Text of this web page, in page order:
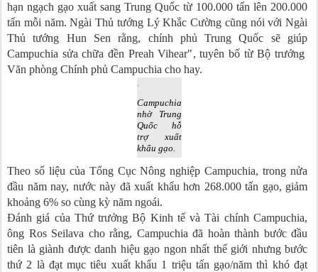
hạn ngạch gạo xuất sang Trung Quốc từ 100.000 tấn lên 200.000
tấn mỗi năm. Ngài Thủ tướng Lý Khắc Cường cũng nói với Ngài
Thủ tướng Hun Sen rằng, chính phủ Trung Quốc sẽ giúp
Campuchia sửa chữa đền Preah Vihear", tuyên bố từ Bộ trưởng
Văn phòng Chính phủ Campuchia cho hay.
Campuchia
nhờ Trung
Quốc hỗ
trợ xuất
khẩu gạo.
Theo số liệu của Tổng Cục Nông nghiệp Campuchia, trong nửa
đầu năm nay, nước này đã xuất khẩu hơn 268.000 tấn gạo, giảm
khoảng 6% so cùng kỳ năm ngoái.
Đánh giá của Thứ trưởng Bộ Kinh tế và Tài chính Campuchia,
ông Ros Seilava cho rằng, Campuchia đã hoàn thành bước đầu
tiên là giành được danh hiệu gạo ngon nhất thế giới nhưng bước
thứ 2 là đạt mục tiêu xuất khẩu 1 triệu tấn gạo/năm thì khó đạt